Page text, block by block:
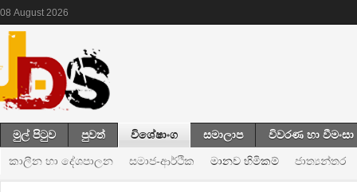
08 August 2026
මුල් පිටුව පුවත් විශේෂාංග සමාලාප විවරණ හා වීමංසා
කාලීන හා දේශපාලන සමාජ-ආර්ථික මානව හිමිකම් ජාත්‍යන්තර